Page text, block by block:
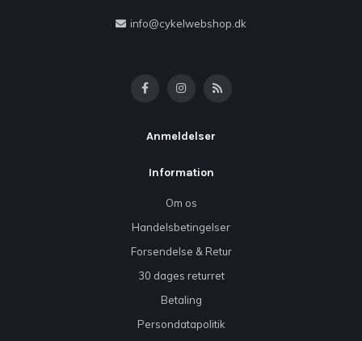
info@cykelwebshop.dk
Anmeldelser
Information
Om os
Handelsbetingelser
Forsendelse & Retur
30 dages returret
Betaling
Persondatapolitik